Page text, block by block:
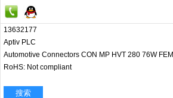
13632177
Aptiv PLC
Automotive Connectors CON MP HVT 280 76W FEM
RoHS: Not compliant
搜索